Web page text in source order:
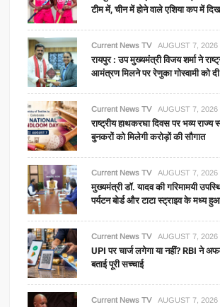
टीम में, चीन में होने वाले एशिया कप में
Current News TV AUGUST 7, 2026
रायपुर : उप मुख्यमंत्री विजय शर्मा ने
आमंत्रण मिलने पर रेणुका गोस्वामी को
Current News TV AUGUST 7, 2026
राष्ट्रीय हाथकरघा दिवस पर भव्य
बुनकरों को मिलेगी करोड़ों की सौगात
Current News TV AUGUST 7, 2026
मुख्यमंत्री डॉ. यादव की गरिमामयी
पर्यटन बोर्ड और टाटा स्ट्राइव के मध्य
Current News TV AUGUST 7, 2026
UPI पर चार्ज लगेगा या नहीं? RBI ने
बताई पूरी सच्चाई
Current News TV AUGUST 7, 2026